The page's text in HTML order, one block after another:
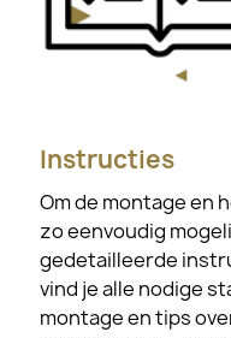
Instructies
Om de montage en
zo eenvoudig
gedetailleerde
vind je alle nodige
montage en tips